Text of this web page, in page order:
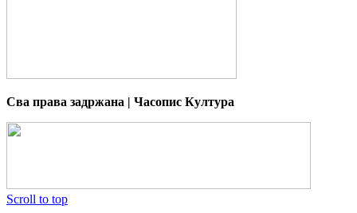
Сва права задржана | Часопис Култура
Scroll to top